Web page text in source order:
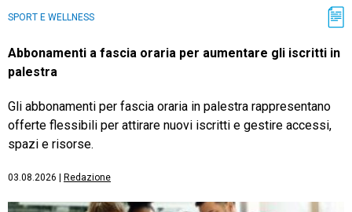
SPORT E WELLNESS
Abbonamenti a fascia oraria per aumentare gli iscritti in
palestra
Gli abbonamenti per fascia oraria in palestra rappresentano
offerte flessibili per attirare nuovi iscritti e gestire accessi,
spazi e risorse.
03.08.2026 Redazione